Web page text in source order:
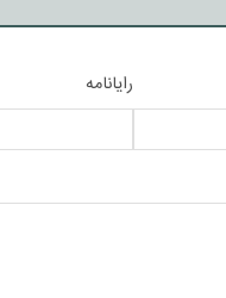
رایانامه